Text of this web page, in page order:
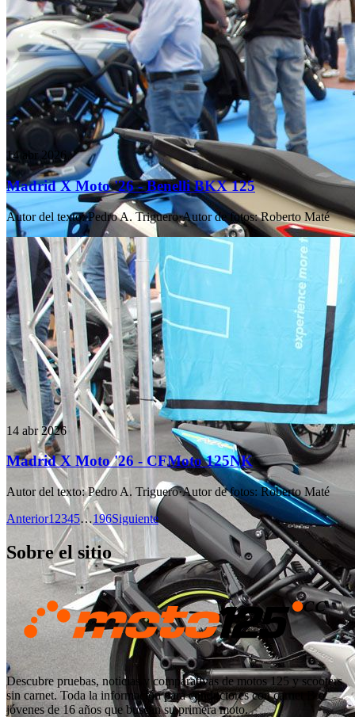
14 abr 2026
Madrid X Moto '26 - Benelli BKX 125
Autor del texto: Pedro A. Triguero·Autor de fotos: Roberto Maté
14 abr 2026
Madrid X Moto '26 - CFMoto 125NK
Autor del texto: Pedro A. Triguero·Autor de fotos: Roberto Maté
Anterior1 2345…196Siguiente
Sobre el sitio
Descubre pruebas, noticias y comparativas de motos 125 y scooters
sin carnet. Toda la información para conductores con carnet B o
jóvenes de 16 años que buscan su primera moto.